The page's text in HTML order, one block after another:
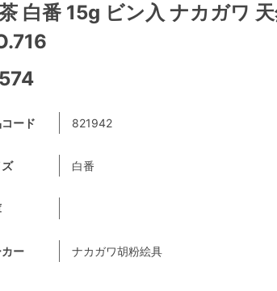
白番 15g ビン入 ナカガワ
ード 821942
白番
カー ナカガワ胡粉絵具